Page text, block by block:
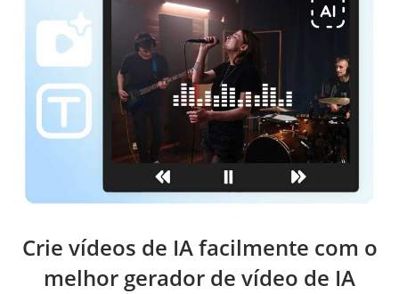
Crie vídeos de IA facilmente com o
melhor gerador de vídeo de IA